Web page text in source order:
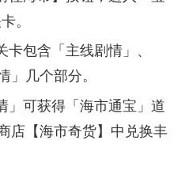
。
包含「主线剧情」、
」几个部分。
可获得「海市通宝」道
店【海市奇货】中兑换丰